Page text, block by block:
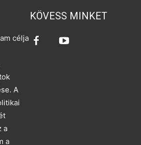
célja
A
a
a
KÖVESS MINKET